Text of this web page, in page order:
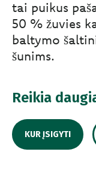
tai puikus
50 % žuvies
baltymo
šunims.
Reikia
KUR ĮSIGYTI